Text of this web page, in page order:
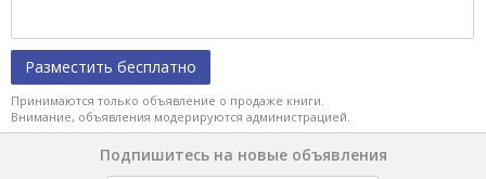
Разместить бесплатно
Принимаются только объявление о продаже книги.
Внимание, объявления модерируются администрацией.
Подпишитесь на новые объявления